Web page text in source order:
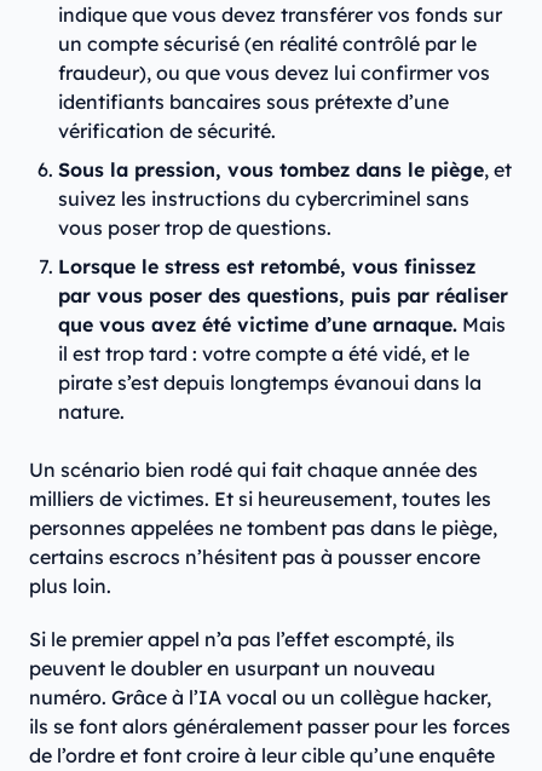
indique que vous devez transférer vos fonds sur
un compte sécurisé (en réalité contrôlé par le
fraudeur), ou que vous devez lui confirmer vos
identifiants bancaires sous prétexte d’une
vérification de sécurité.
Sous la pression, vous tombez dans le piège, et
suivez les instructions du cybercriminel sans
vous poser trop de questions.
Lorsque le stress est retombé, vous finissez
par vous poser des questions, puis par réaliser
que vous avez été victime d’une arnaque. Mais
il est trop tard : votre compte a été vidé, et le
pirate s’est depuis longtemps évanoui dans la
nature.
Un scénario bien rodé qui fait chaque année des
milliers de victimes. Et si heureusement, toutes les
personnes appelées ne tombent pas dans le piège,
certains escrocs n’hésitent pas à pousser encore
plus loin.
Si le premier appel n’a pas l’effet escompté, ils
peuvent le doubler en usurpant un nouveau
numéro. Grâce à l’IA vocal ou un collègue hacker,
ils se font alors généralement passer pour les forces
de l’ordre et font croire à leur cible qu’une enquête